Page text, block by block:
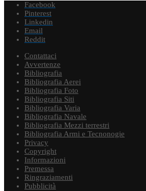
Facebook
Pinterest
Linkedin
Email
Reddit
Contattaci
Avvertenze
Bibliografia
Bibliografia Aerei
Bibliografia Foto
Bibliografia Siti
Bibliografia Varia
Bibliografia Navale
Bibliografia Mezzi terrestri
Bibliografia Armi e Tecnonogie
Privacy
Copyright
Informazioni
Premessa
Ringraziamenti
Pubblicità